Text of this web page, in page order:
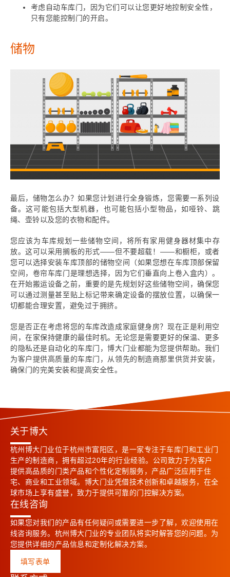
考虑自动车库门，因为它们可以让您更好地控制安全性，
只有您能控制门的开启。
储物
最后，储物怎么办？如果您计划进行全身锻炼，您需要一系列设
备。这可能包括大型机器，也可能包括小型物品，如哑铃、跳
绳、壶铃以及您的衣物和配件。
您应该为车库规划一些储物空间，将所有家用健身器材集中存
放。这可以采用搁板的形式——但不要超载！——和橱柜，或者
您可以选择安装车库顶部的储物空间（如果您想在车库顶部保留
空间，卷帘车库门是理想选择，因为它们垂直向上卷入盒内）。
在开始搬运设备之前，重要的是先规划好这些储物空间，确保您
可以通过测量甚至贴上标记带来确定设备的摆放位置，以确保一
切都能合理安置，避免过于拥挤。
您是否正在考虑将您的车库改造成家庭健身房？现在正是利用空
间，在家保持健康的最佳时机。无论您是需要更好的保温、更多
的隐私还是自动化的车库门，博大门业都能为您提供帮助。我们
为客户提供高质量的车库门，从领先的制造商那里供货并安装，
确保门的完美安装和提高安全性。
关于博大
杭州博大门业位于杭州市富阳区，是一家专注于车库门和工业门
生产的制造商，拥有超过20年的行业经验。公司致力于为客户
提供高品质的门类产品和个性化定制服务，产品广泛应用于住
宅、商业和工业领域。博大门业凭借技术创新和卓越服务，在全
球市场上享有盛誉，致力于提供可靠的门控解决方案。
在线咨询
如果您对我们的产品有任何疑问或需要进一步了解，欢迎使用在
线咨询服务。杭州博大门业的专业团队将实时解答您的问题。为
您提供详细的产品信息和定制化解决方案。
填写表单